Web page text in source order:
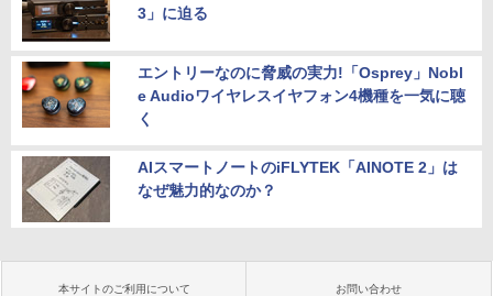
3」に迫る
エントリーなのに脅威の実力!「Osprey」Nobl
e Audioワイヤレスイヤフォン4機種を一気に聴
く
AIスマートノートのiFLYTEK「AINOTE 2」は
なぜ魅力的なのか？
本サイトのご利用について お問い合わせ